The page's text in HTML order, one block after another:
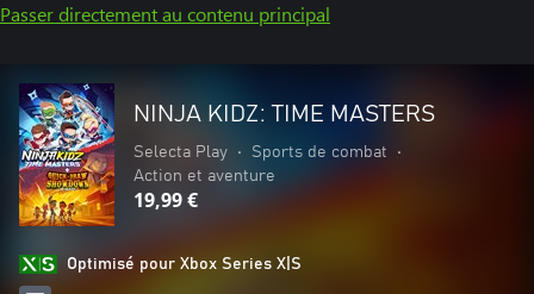
Passer directement au contenu principal
NINJA KIDZ: TIME MASTERS
Selecta Play • Sports de combat
•
Action et aventure
19,99 €
Optimisé pour Xbox Series X|S